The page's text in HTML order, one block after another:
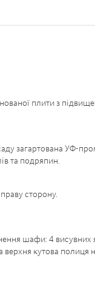
плити з
загартована УФ-
та подряпин.
сторону.
шафи: 4 висувних
верхня кутова полиця